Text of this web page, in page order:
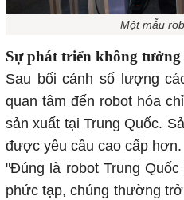
Một mẫu
Sự phát triển không
Sau bối cảnh số lượng
quan tâm đến robot hóa
sản xuất tại Trung Quốc.
được yêu cầu cao cấp hơn.
"Đúng là robot Trung
phức tạp, chúng thường